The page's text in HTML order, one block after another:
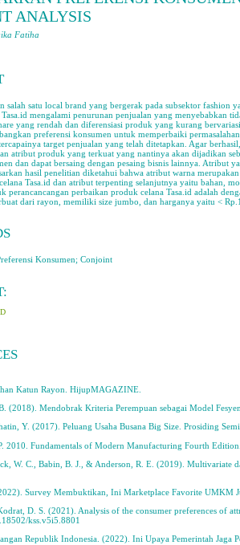
ANALYSIS
Fatiha
salah satu local brand yang bergerak pada subsektor
mengalami penurunan penjualan yang menyebabkan
yang rendah dan diferensiasi produk yang kurang
preferensi konsumen untuk memperbaiki
target penjualan yang telah ditetapkan. Agar
atribut produk yang terkuat yang nantinya akan dijadikan
dan dapat bersaing dengan pesaing bisnis lainnya. Atribut
hasil penelitian diketahui bahwa atribut warna
Tasa.id dan atribut terpenting selanjutnya yaitu bahan,
perancancangan perbaikan produk celana Tasa.id adalah
dari rayon, memiliki size jumbo, dan harganya yaitu <
Konsumen; Conjoint
Katun Rayon. HijupMAGAZINE.
(2018). Mendobrak Kriteria Perempuan sebagai Model
Y. (2017). Peluang Usaha Busana Big Size. Prosiding
2010. Fundamentals of Modern Manufacturing Fourth
W. C., Babin, B. J., & Anderson, R. E. (2019). Multivariate
Survey Membuktikan, Ini Marketplace Favorite UMKM
D. S. (2021). Analysis of the consumer preferences of
kss.v5i5.8801
Republik Indonesia. (2022). Ini Upaya Pemerintah Jaga